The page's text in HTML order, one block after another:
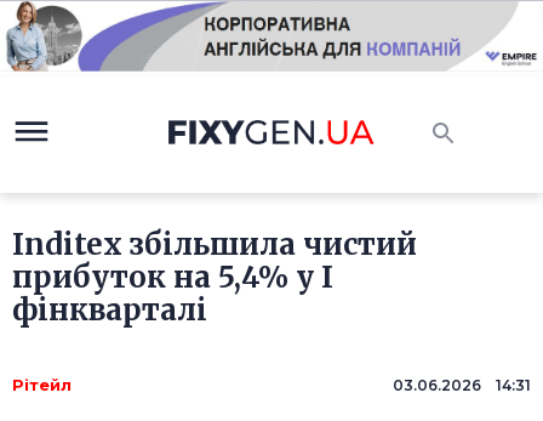
Inditex збільшила чистий
прибуток на 5,4% у I
фінкварталі
Рітейл 03.06.2026 14:31